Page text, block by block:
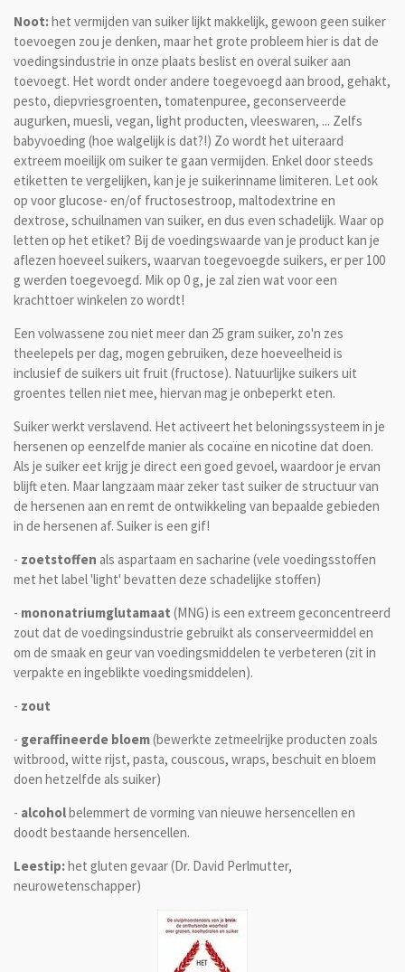
Noot:het vermijden van suiker lijkt makkelijk, gewoon geen suiker
toevoegen zou je denken, maar het grote probleem hier is dat de
voedingsindustrie in onze plaats beslist en overal suiker aan
toevoegt. Het wordt onder andere toegevoegd aan brood, gehakt,
pesto, diepvriesgroenten, tomatenpuree, geconserveerde
augurken, muesli, vegan, light producten, vleeswaren, ... Zelfs
babyvoeding (hoe walgelijk is dat?!) Zo wordt het uiteraard
extreem moeilijk om suiker te gaan vermijden. Enkel door steeds
etiketten te vergelijken, kan je je suikerinname limiteren. Let ook
op voor glucose- en/of fructosestroop, maltodextrine en
dextrose, schuilnamen van suiker, en dus even schadelijk. Waar op
letten op het etiket? Bij de voedingswaarde van je product kan je
aflezen hoeveel suikers, waarvan toegevoegde suikers, er per 100
g werden toegevoegd. Mik op 0 g, je zal zien wat voor een
krachttoer winkelen zo wordt!
Een volwassene zou niet meer dan 25 gram suiker, zo'n zes
theelepels per dag, mogen gebruiken, deze hoeveelheid is
inclusief de suikers uit fruit (fructose). Natuurlijke suikers uit
groentes tellen niet mee, hiervan mag je onbeperkt eten.
Suiker werkt verslavend. Het activeert het beloningssysteem in je
hersenen op eenzelfde manier als cocaïne en nicotine dat doen.
Als je suiker eet krijg je direct een goed gevoel, waardoor je ervan
blijft eten. Maar langzaam maar zeker tast suiker de structuur van
de hersenen aan en remt de ontwikkeling van bepaalde gebieden
in de hersenen af. Suiker is een gif!
- zoetstoffen als aspartaam ​​en sacharine (vele voedingsstoffen
met het label 'light' bevatten deze schadelijke stoffen)
- mononatriumglutamaat (MNG) is een extreem geconcentreerd
zout dat de voedingsindustrie gebruikt als conserveermiddel en
om de smaak en geur van voedingsmiddelen te verbeteren (zit in
verpakte en ingeblikte voedingsmiddelen).
- zout
- geraffineerde bloem(bewerkte zetmeelrijke producten zoals
witbrood, witte rijst, pasta, couscous, wraps, beschuit en bloem
doen hetzelfde als suiker)
- alcoholbelemmert de vorming van nieuwe hersencellen en
doodt bestaande hersencellen.
Leestip:het gluten gevaar (Dr. David Perlmutter,
neurowetenschapper)